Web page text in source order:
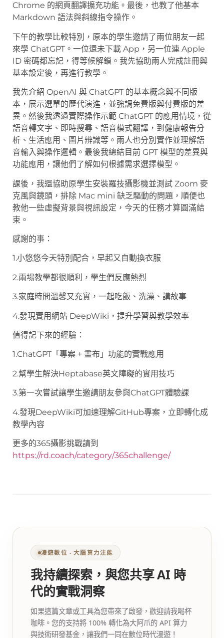
Chrome 的網頁翻譯擴充功能。最後，也教了他基本
Markdown 語法與斜線指令操作。
下午的教學比較特別，原本的學生邀請了兩位朋友一起
來學 ChatGPT。一位還未下載 App，另一位連 Apple
ID 密碼都忘記，得等候解鎖。我先協助兩人完成註冊與
基本設定後，再進行教學。
我先介紹 OpenAI 與 ChatGPT 的基本概念與不同版
本，展示選單的歷代演進，並強調免費版與付費版的差
異。然後我透過實際操作示範 ChatGPT 的應用情境，從
語音轉文字、即時搜尋、語音模式翻譯，到健康報告分
析、生活應用、圖片辨識等。兩人也分別實作並理解語
音輸入與操作邏輯。最後我總結目前 GPT 模型的差異與
功能應用，讓他們了解如何根據需求選擇模型。
課後，我還協助原學生安裝羅技攝影機並測試 Zoom 麥
克風與鏡頭，排除 Mac mini 缺乏驅動的問題，順便也
教他一些虛擬背景與視訊設定，今天的任務才算圓滿結
束。
感謝的事：
1.小悠悠今天特別配合，早起又自動換衣服
2.兩場教學都很順利，學生們反應熱烈
3.家庭時間溫馨又充實，一起吃飯、洗澡、講故事
4.發現實用網站 DeepWiki，提升學習與教學效率
值得記下來的經驗：
1.ChatGPT「專案 + 畫布」功能的實戰應用
2.幫學生解決Heptabase英文障礙的實用技巧
3.第一次嘗試讓學生邀請朋友參與ChatGPT體驗課
4.發現DeepWiki可加速理解GitHub專案，立即轉化成
教學內容
更多的365攝影挑戰請到
https://rd.coach/category/365challenge/
漫遊數位 ‧ 大腦算力注能
我持續探索，與您共享 AI 時
代的實戰洞察
如果這篇文章或工具為您帶來了啟發，歡迎請我喝杯
咖啡。您的支持將 100% 轉化為大阿爪的 API 算力
與技術研發基金，讓我們一同在數位時代漫遊！